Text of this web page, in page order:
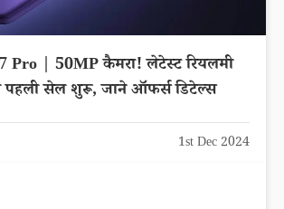
Pro | 50MP कैमरा! लेटेस्ट रियलमी
पहली सेल शुरू, जाने ऑफर्स डिटेल्स
1st Dec 2024